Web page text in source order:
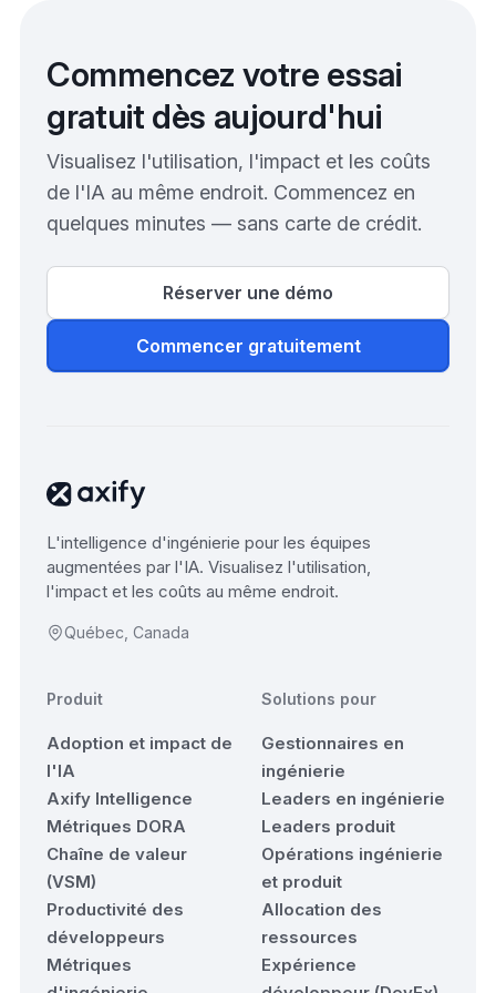
Commencez votre essai
gratuit dès aujourd'hui
Visualisez l'utilisation, l'impact et les coûts
de l'IA au même endroit. Commencez en
quelques minutes — sans carte de crédit.
Réserver une démo
Commencer gratuitement
L'intelligence d'ingénierie pour les équipes
augmentées par l'IA. Visualisez l'utilisation,
l'impact et les coûts au même endroit.
Québec, Canada
Produit
Adoption et impact de
l'IA
Axify Intelligence
Métriques DORA
Chaîne de valeur
(VSM)
Productivité des
développeurs
Métriques
Solutions pour
Gestionnaires en
ingénierie
Leaders en ingénierie
Leaders produit
Opérations ingénierie
et produit
Allocation des
ressources
Expérience